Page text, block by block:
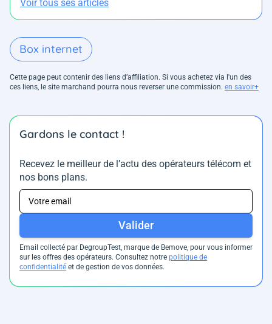
Voir tous ses articles
Box internet
Cette page peut contenir des liens d’affiliation. Si vous achetez via l'un des
ces liens, le site marchand pourra nous reverser une commission. en savoir+
Gardons le contact !
Recevez le meilleur de l’actu des opérateurs télécom et
nos bons plans.
Valider
Email collecté par DegroupTest, marque de Bemove, pour vous informer
sur les offres des opérateurs. Consultez notre politique de
confidentialité et de gestion de vos données.